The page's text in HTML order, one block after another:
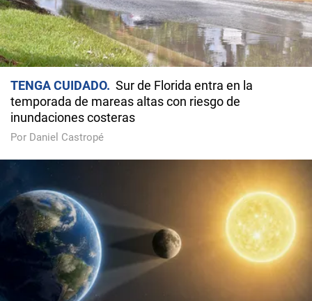
TENGA CUIDADO
Sur de Florida entra en la
temporada de mareas altas con riesgo de
inundaciones costeras
Por Daniel Castropé